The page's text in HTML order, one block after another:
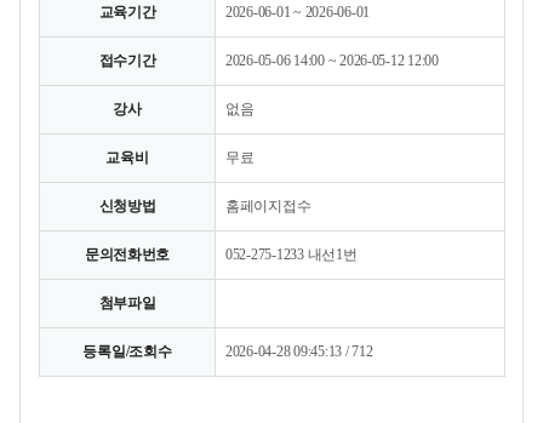
교육기간 2026-06-01 ~ 2026-06-01
접수기간 2026-05-06 14:00 ~ 2026-05-12 12:00
강사 없음
교육비 무료
신청방법 홈페이지접수
문의전화번호 052-275-1233 내선1번
첨부파일
등록일/조회수 2026-04-28 09:45:13 / 712